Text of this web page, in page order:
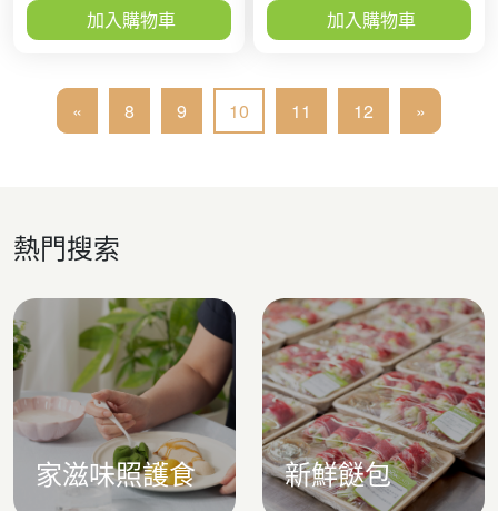
加入購物車 加入購物車
« 8 9 10 11 12 »
熱門搜索
家滋味照護食 新鮮餸包